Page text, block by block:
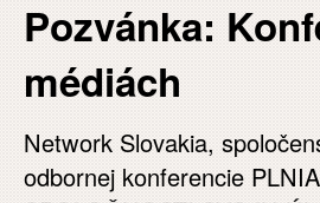
Pozvánka:
médiách
Network Slovakia,
odbornej konferencie